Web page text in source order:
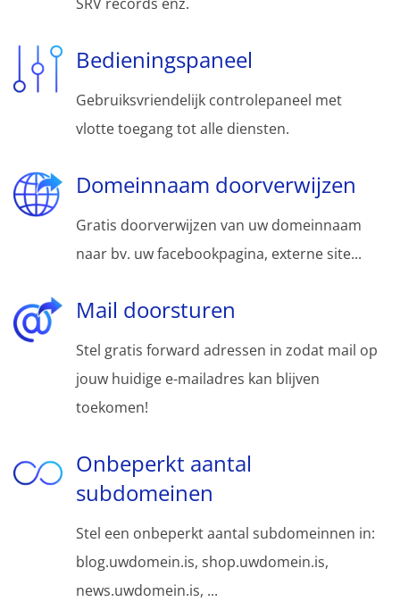
Bedieningspaneel
Gebruiksvriendelijk controlepaneel met
vlotte toegang tot alle diensten.
Domeinnaam doorverwijzen
Gratis doorverwijzen van uw domeinnaam
naar bv. uw facebookpagina, externe site...
Mail doorsturen
Stel gratis forward adressen in zodat mail op
jouw huidige e-mailadres kan blijven
toekomen!
Onbeperkt aantal
subdomeinen
Stel een onbeperkt aantal subdomeinnen in:
blog.uwdomein.is, shop.uwdomein.is,
news.uwdomein.is, ...